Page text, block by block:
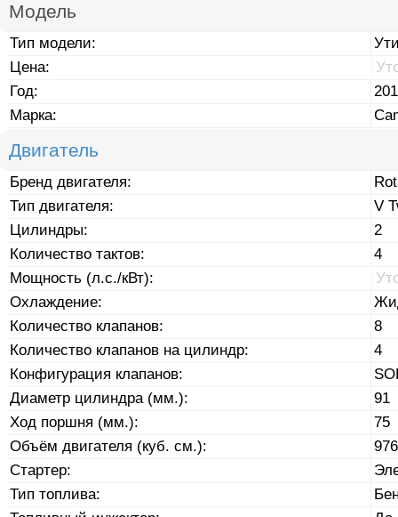
Модель
Тип модели:
Цена:
Год:
Марка:
Двигатель
Бренд двигателя:
Тип двигателя:
V
Цилиндры:
2
Количество тактов:
4
Мощность (л.с./кВт):
Охлаждение:
Количество клапанов:
8
Количество клапанов на цилиндр:
4
Конфигурация клапанов:
Диаметр цилиндра (мм.):
91
Ход поршня (мм.):
75
Объём двигателя (куб. см.):
976
Стартер:
Тип топлива: